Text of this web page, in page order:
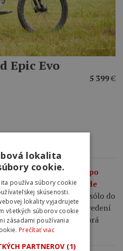
Epic Evo
5 399€
ide do žltého dresu po
v ôsmej etape Tour de
dotiahla 6-kilometrové sólo do
sekundový náskok vo vedení
Niewiadomom, ktorá
Borghini.
lokalita
cookie.
používa súbory cookie
skúsenosti.
lokality vyjadrujete
všetkých súborov cookie
zásadami používania
Prečítať viac
PARTNEROV (1)